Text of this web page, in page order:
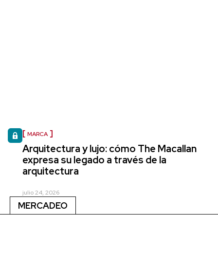
MARCA
Arquitectura y lujo: cómo The Macallan
expresa su legado a través de la
arquitectura
julio 24, 2026
MERCADEO